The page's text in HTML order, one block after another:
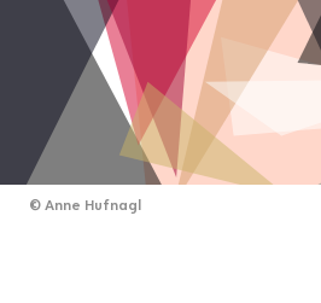
© Anne Hufnagl